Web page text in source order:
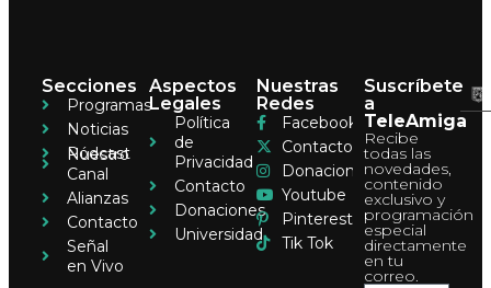
Secciones
Programas
Noticias
Pódcast
Nuestro
Canal
Alianzas
Contacto
Señal
en Vivo
Aspectos
Legales
Política
de
Privacidad
Contacto
Donaciones
Universidad
Nuestras
Redes
Facebook
Contacto
Donaciones
Youtube
Pinterest
Tik Tok
Suscríbete
a
TeleAmiga
Recibe
todas las
novedades,
contenido
exclusivo y
programación
especial
directamente
en tu
correo.